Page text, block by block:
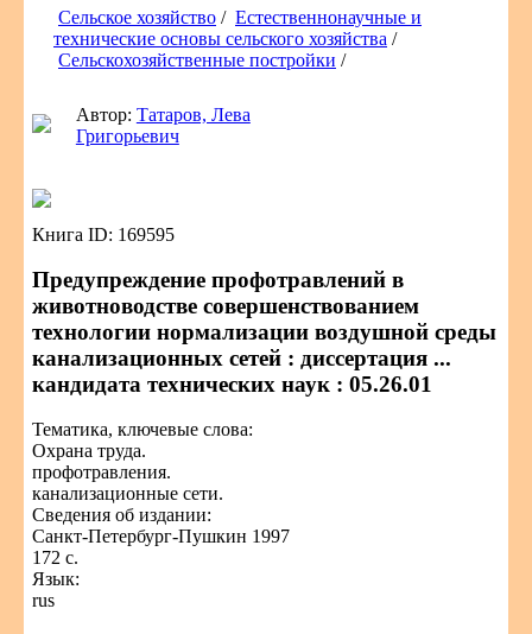
Сельское хозяйство / Естественнонаучные и
технические основы сельского хозяйства /
Сельскохозяйственные постройки /
Автор: Татаров, Лева
Григорьевич
Книга ID: 169595
Предупреждение профотравлений в
животноводстве совершенствованием
технологии нормализации воздушной среды
канализационных сетей : диссертация ...
кандидата технических наук : 05.26.01
Тематика, ключевые слова:
Охрана труда.
профотравления.
канализационные сети.
Сведения об издании:
Санкт-Петербург-Пушкин 1997
172 с.
Язык:
rus